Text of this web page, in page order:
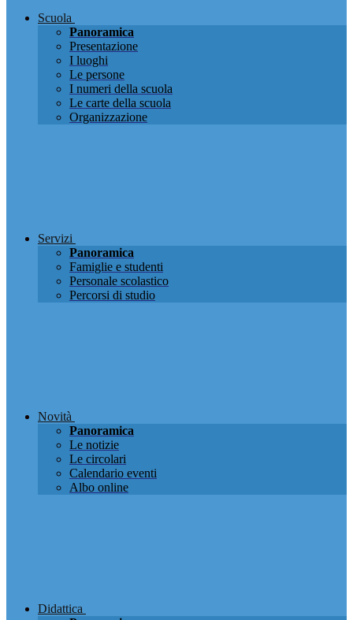
Scuola
Panoramica
Presentazione
I luoghi
Le persone
I numeri della scuola
Le carte della scuola
Organizzazione
Servizi
Panoramica
Famiglie e studenti
Personale scolastico
Percorsi di studio
Novità
Panoramica
Le notizie
Le circolari
Calendario eventi
Albo online
Didattica